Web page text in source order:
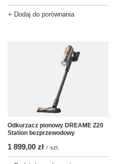
+ Dodaj do porównania
Odkurzacz pionowy DREAME Z20
Station bezprzewodowy
1 899,00 zł / szt.